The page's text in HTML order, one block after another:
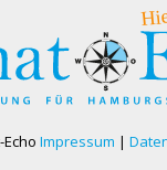
Impressum |